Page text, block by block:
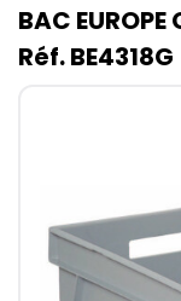
BAC
Réf. BE4318G